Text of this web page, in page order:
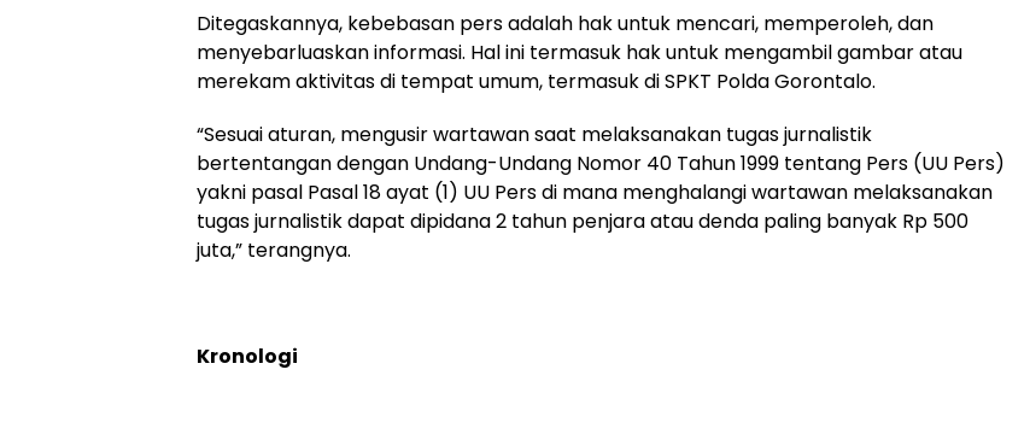
Ditegaskannya, kebebasan pers adalah hak untuk mencari, memperoleh, dan
menyebarluaskan informasi. Hal ini termasuk hak untuk mengambil gambar atau
merekam aktivitas di tempat umum, termasuk di SPKT Polda Gorontalo.
“Sesuai aturan, mengusir wartawan saat melaksanakan tugas jurnalistik
bertentangan dengan Undang-Undang Nomor 40 Tahun 1999 tentang Pers (UU Pers)
yakni pasal Pasal 18 ayat (1) UU Pers di mana menghalangi wartawan melaksanakan
tugas jurnalistik dapat dipidana 2 tahun penjara atau denda paling banyak Rp 500
juta,” terangnya.
Kronologi